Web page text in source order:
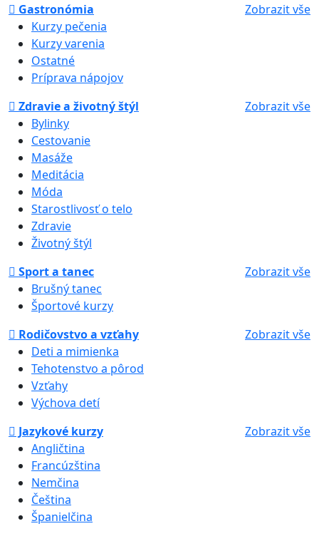
Gastronómia
Zobrazit vše
Kurzy pečenia
Kurzy varenia
Ostatné
Príprava nápojov
Zdravie a životný štýl
Zobrazit vše
Bylinky
Cestovanie
Masáže
Meditácia
Móda
Starostlivosť o telo
Zdravie
Životný štýl
Sport a tanec
Zobrazit vše
Brušný tanec
Športové kurzy
Rodičovstvo a vzťahy
Zobrazit vše
Deti a mimienka
Tehotenstvo a pôrod
Vzťahy
Výchova detí
Jazykové kurzy
Zobrazit vše
Angličtina
Francúzština
Nemčina
Čeština
Španielčina